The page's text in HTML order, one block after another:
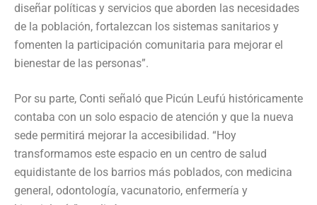
diseñar políticas y servicios que aborden las necesidades
de la población, fortalezcan los sistemas sanitarios y
fomenten la participación comunitaria para mejorar el
bienestar de las personas”.
Por su parte, Conti señaló que Picún Leufú históricamente
contaba con un solo espacio de atención y que la nueva
sede permitirá mejorar la accesibilidad. “Hoy
transformamos este espacio en un centro de salud
equidistante de los barrios más poblados, con medicina
general, odontología, vacunatorio, enfermería y